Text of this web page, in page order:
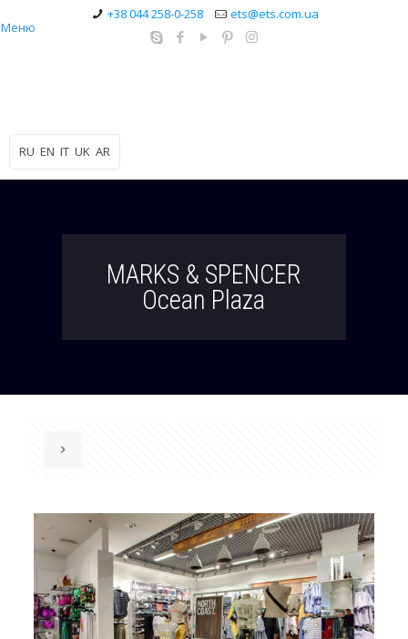
+38 044 258-0-258
ets@ets.com.ua
Меню
RU EN IT UK AR
MARKS & SPENCER
Ocean Plaza